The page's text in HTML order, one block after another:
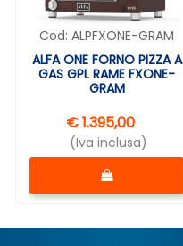
Cod: ALPFXONE-GRAM
ALFA ONE FORNO PIZZA A
GAS GPL RAME FXONE-
GRAM
€ 1.395,00
(Iva inclusa)
Quantità